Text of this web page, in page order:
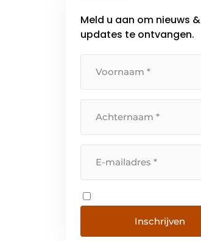
Rendement […]
Meld u aan om nieuws &
updates te ontvangen.
Inschrijven